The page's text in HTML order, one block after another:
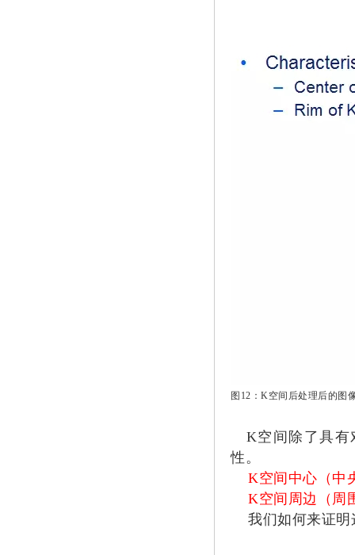
图12：K空间后处理后的图
K空间除了具有
性。
K空间中心（中
K空间周边（周
我们如何来证明